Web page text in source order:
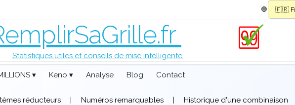
🌐
Statistiques utiles et conseils de mise intelligente.
▾ Keno ▾ Analyse Blog Contact
réducteurs | Numéros remarquables | Historique d'une combinaison